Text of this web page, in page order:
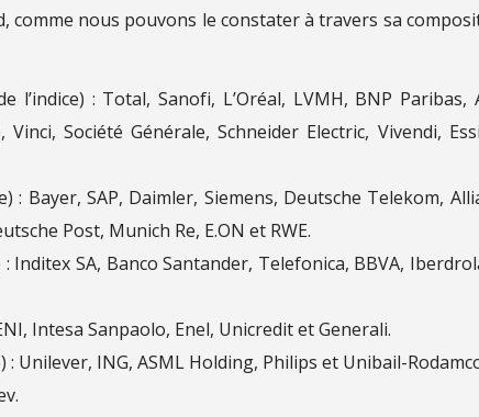
nous pouvons le constater à travers sa
: Total, Sanofi, L’Oréal, LVMH, BNP Paribas,
Société Générale, Schneider Electric, Vivendi,
: Bayer, SAP, Daimler, Siemens, Deutsche Telekom,
Post, Munich Re, E.ON et RWE.
Inditex SA, Banco Santander, Telefonica, BBVA,
Intesa Sanpaolo, Enel, Unicredit et Generali.
: Unilever, ING, ASML Holding, Philips et Unibail-